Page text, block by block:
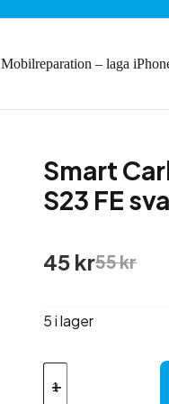
Mobilreparation – laga
Smart
S23 FE
55kr
Det
var:
45 krDet
är:
5 i lager
Smart
Carbon-